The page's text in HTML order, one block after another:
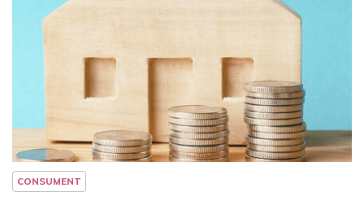
Column
Jeanine Janssen
CONSUMENT